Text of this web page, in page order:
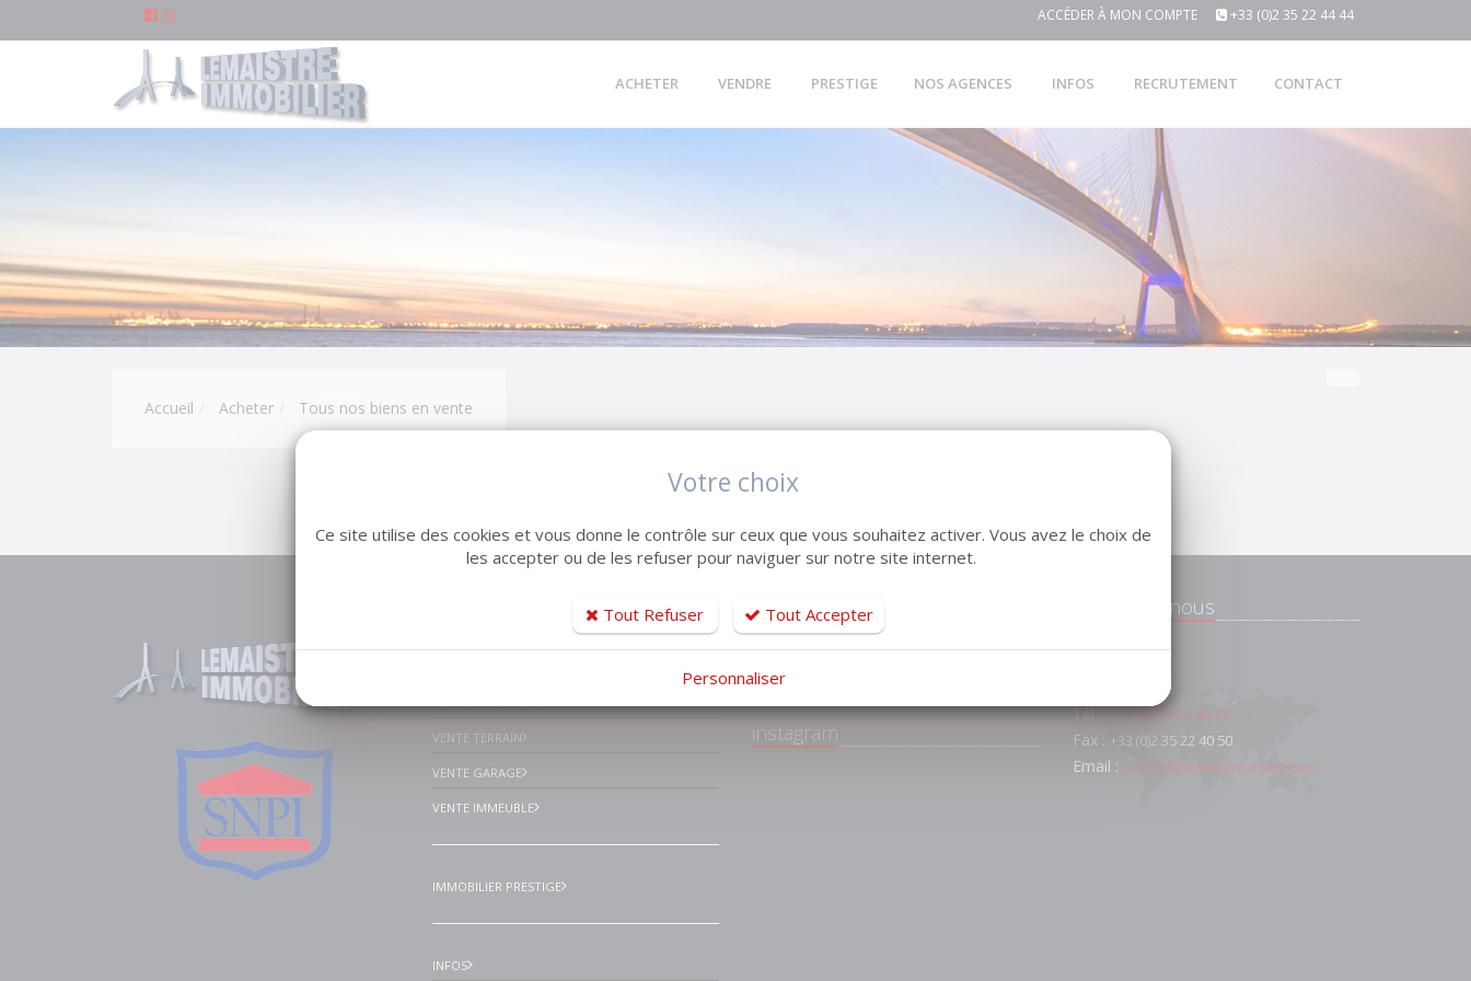
ACCÉDER À MON COMPTE +33 (0)2 35 22 44 44
ACHETER VENDRE PRESTIGE NOS AGENCES INFOS RECRUTEMENT CONTACT
Accueil Acheter Tous nos biens en vente
VENTE APPARTEMENT
VENTE TERRAIN
VENTE GARAGE
VENTE IMMEUBLE
IMMOBILIER PRESTIGE
INFOS
Facebook Lemaistre
Immobilier Le havre et
instagram
Contactez-nous
Le Havre
Tél :+33 (0)2 35 22 44 44
Fax : +33 (0)2 35 22 40 50
Email : contact@lemaistre-immo.com
Votre choix
Ce site utilise des cookies et vous donne le contrôle sur ceux que vous souhaitez activer. Vous avez le choix de
les accepter ou de les refuser pour naviguer sur notre site internet.
Tout Refuser Tout Accepter
Personnaliser